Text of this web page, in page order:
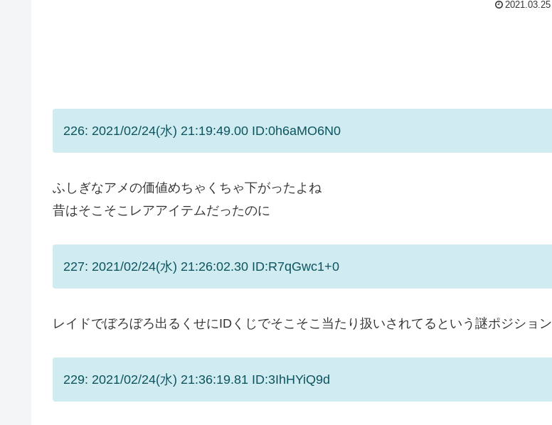
2021.03.25
226: 2021/02/24(水) 21:19:49.00 ID:0h6aMO6N0
ふしぎなアメの価値めちゃくちゃ下がったよね
昔はそこそこレアアイテムだったのに
227: 2021/02/24(水) 21:26:02.30 ID:R7qGwc1+0
レイドでぼろぼろ出るくせにIDくじでそこそこ当たり扱いされてるという謎ポジション
229: 2021/02/24(水) 21:36:19.81 ID:3IhHYiQ9d